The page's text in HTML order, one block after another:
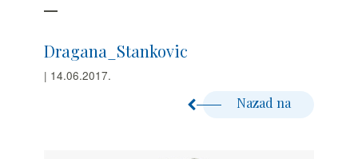
Dragana_Stankovic
| 14.06.2017.
Nazad na